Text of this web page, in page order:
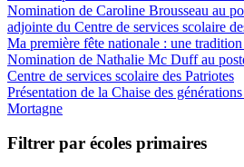
Nomination de Caroline Brousseau au
adjointe du Centre de services scolaire
Ma première fête nationale : une
Nomination de Nathalie Mc Duff au
Centre de services scolaire des Patriotes
Présentation de la Chaise des
Mortagne
Filtrer par écoles primaires